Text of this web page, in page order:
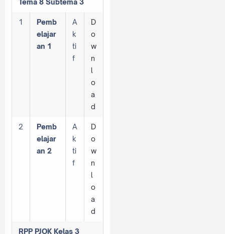
Tema 8 Subtema 3
1
Pemb
elajar
an 1
A
k
ti
f
D
o
w
n
l
o
a
d
2
Pemb
elajar
an 2
A
k
ti
f
D
o
w
n
l
o
a
d
RPP PJOK Kelas 3